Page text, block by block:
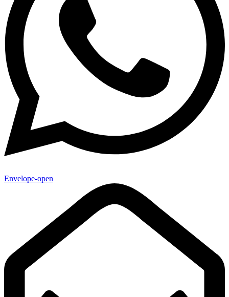
Envelope-open